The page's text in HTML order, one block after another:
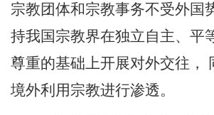
宗教团体和宗教事务不受外国
持我国宗教界在独立自主、平
尊重的基础上开展对外交往，
境外利用宗教进行渗透。